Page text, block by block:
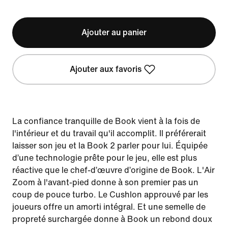
Ajouter au panier
Ajouter aux favoris
La confiance tranquille de Book vient à la fois de
l'intérieur et du travail qu'il accomplit. Il préférerait
laisser son jeu et la Book 2 parler pour lui. Équipée
d’une technologie prête pour le jeu, elle est plus
réactive que le chef-d’œuvre d’origine de Book. L'Air
Zoom à l'avant-pied donne à son premier pas un
coup de pouce turbo. Le Cushlon approuvé par les
joueurs offre un amorti intégral. Et une semelle de
propreté surchargée donne à Book un rebond doux